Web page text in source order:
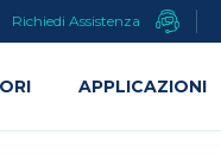
Richiedi Assistenza
APPLICAZIONI